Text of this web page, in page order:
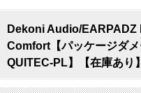
Dekoni Audio/
Comfort【パッケージダ
QUITEC-PL】【在庫あり】